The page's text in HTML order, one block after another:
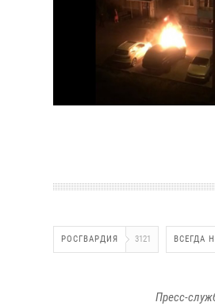
РОСГВАРДИЯ 3121 ВСЕГДА
Пресс-